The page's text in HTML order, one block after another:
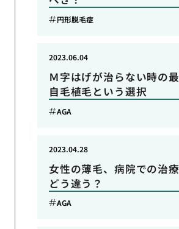
円形脱毛症
Ｍ字はげが治らない時の
自毛植毛という選択
2023.06.04
AGA
女性の薄毛、病院での治
どう違う？
2023.04.28
AGA